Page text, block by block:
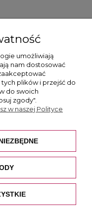
umożliwiają
nam dostosować
plików i przejść do
do swoich
zgody".
w naszej Polityce